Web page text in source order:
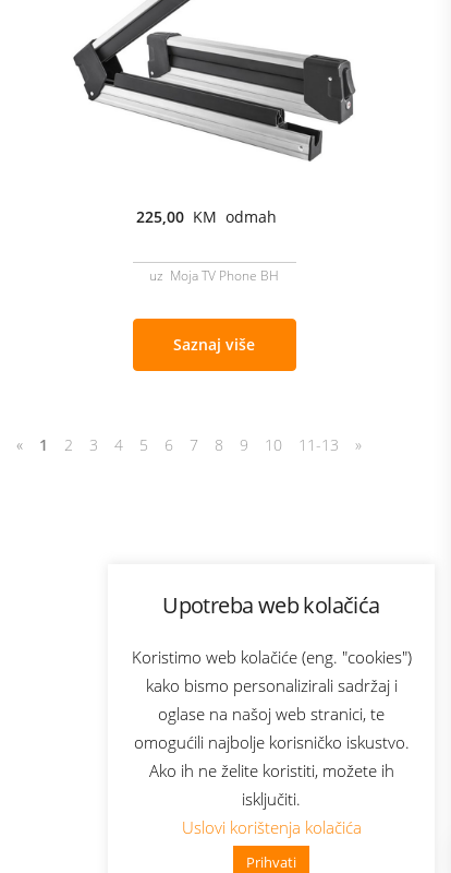
Upotreba web kolačića
Koristimo web kolačiće (eng. "cookies")
kako bismo personalizirali sadržaj i
oglase na našoj web stranici, te
omogućili najbolje korisničko iskustvo.
Ako ih ne želite koristiti, možete ih
isključiti.
Uslovi korištenja kolačića
Prihvati
👋 Zdravo, kako mogu pomoći?
225,00 KM odmah
uz Moja TV Phone BH
Saznaj više
« 1 2 3 4 5 6 7 8 9 10 11-13 »
Bonus plus
Prijava za newsletter